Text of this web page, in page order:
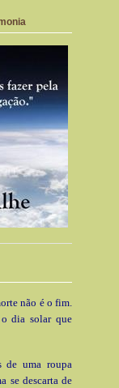
não é o fim.
dia solar que
de uma roupa
se descarta de